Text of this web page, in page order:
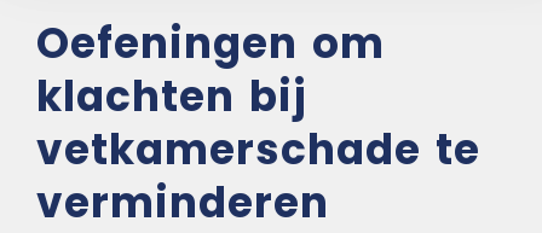
Over ons
Contact
Oefeningen om
klachten bij
vetkamerschade te
verminderen